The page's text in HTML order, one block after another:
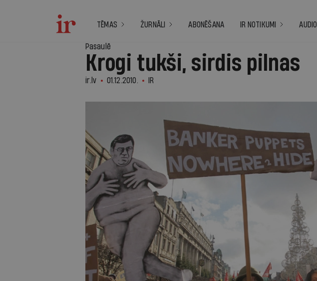
TĒMAS ŽURNĀLI ABONĒŠANA IR NOTIKUMI AUDIO
Pasaulē
Krogi tukši, sirdis pilnas
ir.lv 01.12.2010. IR